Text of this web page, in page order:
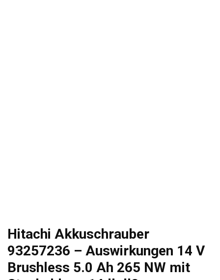
Hitachi Akkuschrauber
93257236 – Auswirkungen 14 V
Brushless 5.0 Ah 265 NW mit